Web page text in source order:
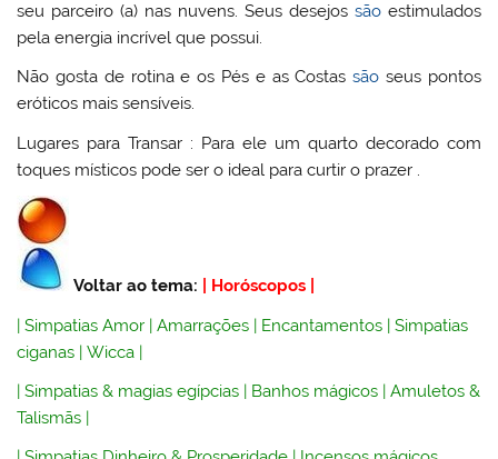
seu parceiro (a) nas nuvens. Seus desejos sãoestimulados
pela energia incrível que possui.
Não gosta de rotina e os Pés e as Costassão seus pontos
eróticos mais sensíveis.
Lugares para Transar : Para ele um quarto decorado com
toques místicos pode ser o ideal para curtir o prazer .
Voltar ao tema: Horóscopos
|Simpatias Amor |Amarrações | Encantamentos |Simpatias
ciganas |Wicca |
|Simpatias & magias egípcias | Banhos mágicos |Amuletos &
Talismãs |